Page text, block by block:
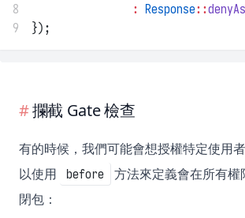
8
: Response::
9
});
攔截 Gate 檢查
有的時候，我們可能會想授權特定使用
以使用
before
方法來定義會在所有權
閉包：